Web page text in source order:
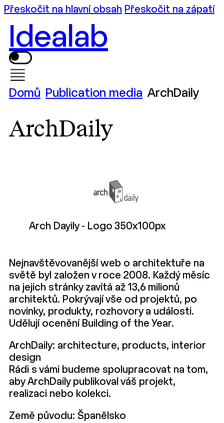
Přeskočit na hlavní obsah Přeskočit na zápatí
Idealab
Domů Publication media ArchDaily
ArchDaily
Arch Dayily - Logo 350x100px
Nejnavštěvovanější web o architektuře na
světě byl založen v roce 2008. Každý měsíc
na jejich stránky zavítá až 13,6 milionů
architektů. Pokrývají vše od projektů, po
novinky, produkty, rozhovory a události.
Udělují ocenění Building of the Year.
ArchDaily: architecture, products, interior
design
Rádi s vámi budeme spolupracovat na tom,
aby ArchDaily publikoval váš projekt,
realizaci nebo kolekci.
Země původu: Španělsko